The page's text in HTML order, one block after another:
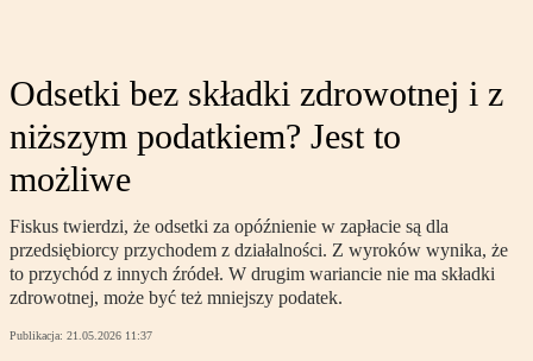
Odsetki bez składki zdrowotnej i z
niższym podatkiem? Jest to
możliwe
Fiskus twierdzi, że odsetki za opóźnienie w zapłacie są dla
przedsiębiorcy przychodem z działalności. Z wyroków wynika, że
to przychód z innych źródeł. W drugim wariancie nie ma składki
zdrowotnej, może być też mniejszy podatek.
Publikacja: 21.05.2026 11:37